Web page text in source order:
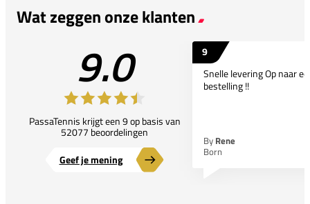
Wat zeggen onze klanten
9.0
PassaTennis krijgt een 9 op basis van
52077 beoordelingen
Geef je mening
9
Snelle levering Op naar
bestelling !!
By Rene
Born